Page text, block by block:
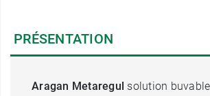
PRÉSENTATION
Aragan Metaregul solution